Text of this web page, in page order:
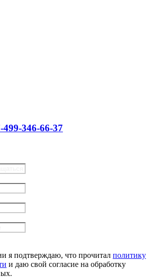
старые дома в Москве и
/ за демонтаж без
499-346-66-37
я подтверждаю, что прочитал политику
и даю свой согласие на обработку